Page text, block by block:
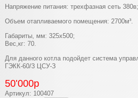
Напряжение питания: трехфазная сеть 380в;
Объем отапливаемого помещения: 2700м³.
Габариты, мм: 325х500;
Вес,кг: 70.
Для данного котла подойдет система
ГЭКК-60/3 ЦСУ-З
50'000р
Артикул: 100407